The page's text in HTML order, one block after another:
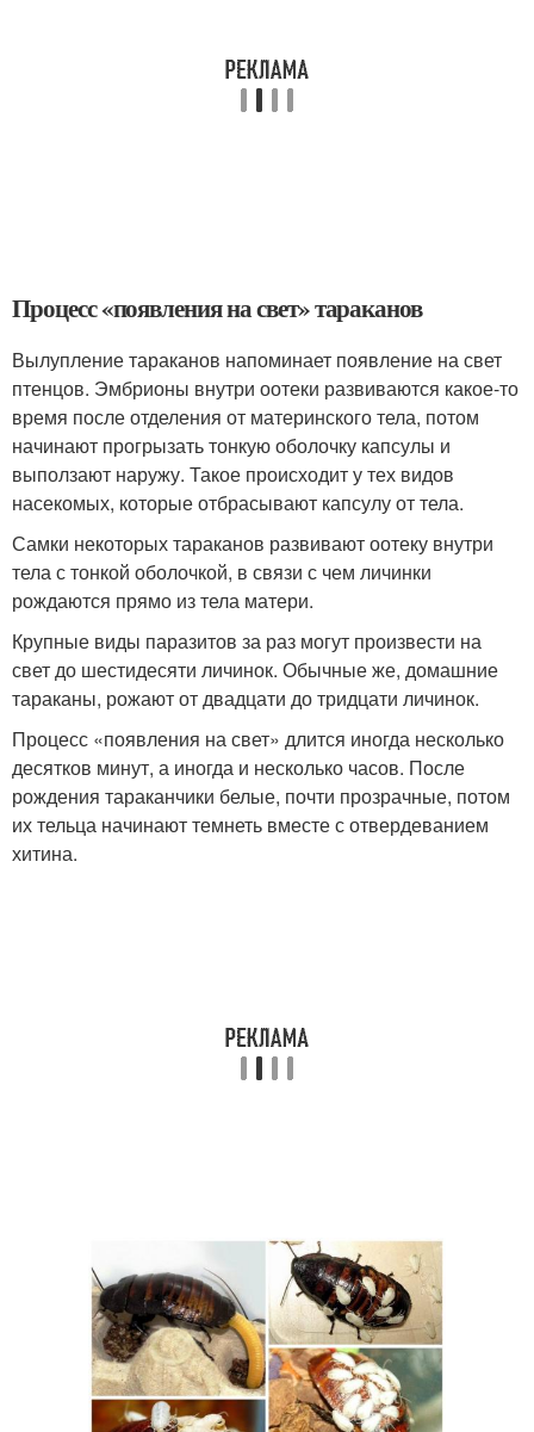
Процесс «появления на свет» тараканов
Вылупление тараканов напоминает появление на свет
птенцов. Эмбрионы внутри оотеки развиваются какое-то
время после отделения от материнского тела, потом
начинают прогрызать тонкую оболочку капсулы и
выползают наружу. Такое происходит у тех видов
насекомых, которые отбрасывают капсулу от тела.
Самки некоторых тараканов развивают оотеку внутри
тела с тонкой оболочкой, в связи с чем личинки
рождаются прямо из тела матери.
Крупные виды паразитов за раз могут произвести на
свет до шестидесяти личинок. Обычные же, домашние
тараканы, рожают от двадцати до тридцати личинок.
Процесс «появления на свет» длится иногда несколько
десятков минут, а иногда и несколько часов. После
рождения тараканчики белые, почти прозрачные, потом
их тельца начинают темнеть вместе с отвердеванием
хитина.